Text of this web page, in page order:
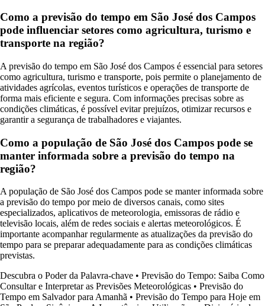
Como a previsão do tempo em São José dos Campos
pode influenciar setores como agricultura, turismo e
transporte na região?
A previsão do tempo em São José dos Campos é essencial para setores
como agricultura, turismo e transporte, pois permite o planejamento de
atividades agrícolas, eventos turísticos e operações de transporte de
forma mais eficiente e segura. Com informações precisas sobre as
condições climáticas, é possível evitar prejuízos, otimizar recursos e
garantir a segurança de trabalhadores e viajantes.
Como a população de São José dos Campos pode se
manter informada sobre a previsão do tempo na
região?
A população de São José dos Campos pode se manter informada sobre
a previsão do tempo por meio de diversos canais, como sites
especializados, aplicativos de meteorologia, emissoras de rádio e
televisão locais, além de redes sociais e alertas meteorológicos. É
importante acompanhar regularmente as atualizações da previsão do
tempo para se preparar adequadamente para as condições climáticas
previstas.
Descubra o Poder da Palavra-chave • Previsão do Tempo: Saiba Como
Consultar e Interpretar as Previsões Meteorológicas • Previsão do
Tempo em Salvador para Amanhã • Previsão do Tempo para Hoje em